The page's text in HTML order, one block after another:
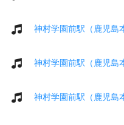
神村学園前駅（鹿児島
神村学園前駅（鹿児島
神村学園前駅（鹿児島